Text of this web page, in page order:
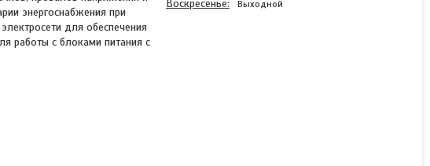
энергоснабжения при
для обеспечения
работы с блоками питания с
Воскресенье Выходной